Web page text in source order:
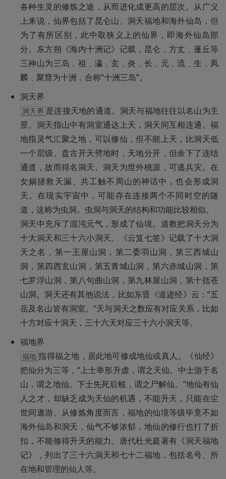
各种生灵的修炼之途，从而进化成更高的层次。从广义
上来说，仙界包括了昆仑山、洞天福地和海外仙岛，但
为了有所区别，此中取狭义上的仙界，即海外仙岛部
分。东方朔《海内十洲记》记载，昆仑﹑方丈﹑蓬丘等
三神山为三岛﹐祖﹑瀛﹑玄﹑炎﹑长﹑元﹑流﹑生﹑凤
麟﹑聚窟为十洲﹐合称“十洲三岛”。
洞天界 是连接天地的通道。洞天与福地往往以名山为主
景。洞天指山中有洞室通达上天，洞天间互相连通。福
地指灵气汇聚之地，可以修仙，但不能上天，比洞天低
一个层级。盘古开天劈地时，天地分开，但余下了连结
通道，故而得名洞天。洞天为世外桃源，可逃兵灾。在
女娲拯救天漏、共工触不周山的神话中，也会形成洞
天。在现实宇宙中，可能存在连接两个不同时空的隧
道，这称为虫洞。虫洞与洞天的结构和功能比较相似。
洞天中充斥了混沌元气，形成了仙境。道教把洞天分为
十大洞天和三十六小洞天。《云笈七签》记载了十大洞
天之名，第一王屋山洞，第二委羽山洞，第三西城山
洞，第四西玄山洞，第五青城山洞，第六赤城山洞，第
七罗浮山洞，第八句曲山洞，第九林屋山洞，第十括苍
山洞。洞天还有其他说法，比如东晋《道迹经》云：“五
岳及名山皆有洞室。”天与洞天之数应有对应关系，比如
十方对应十洞天，三十六天对应三十六小洞天等。
福地 指得福之地，居此地可修成地仙或真人。《仙经》
把仙分为三等，“上士举形升虚，谓之天仙。中士游于名
山，谓之地仙。下士先死后蜕，谓之尸解仙。”地仙有仙
人之才，却缺乏成为天仙的机遇，不能升天，只能在尘
世间遨游。从修炼角度而言，福地的仙境等级毕竟不如
海外仙岛和洞天，仙气不够浓郁，地仙的修行也打了折
扣，不能修得升天的能力。唐代杜光庭著有《洞天福地
记》，列出了三十六洞天和七十二福地，包括名号、所
在地和管理的仙人等。